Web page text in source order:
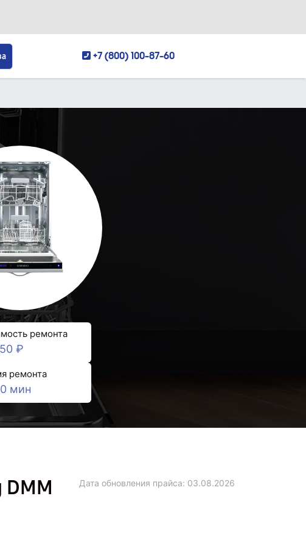
+7 (800) 100-87-60
ремонта
₽
ремонта
мин
Дата обновления прайса: 03.08.2026